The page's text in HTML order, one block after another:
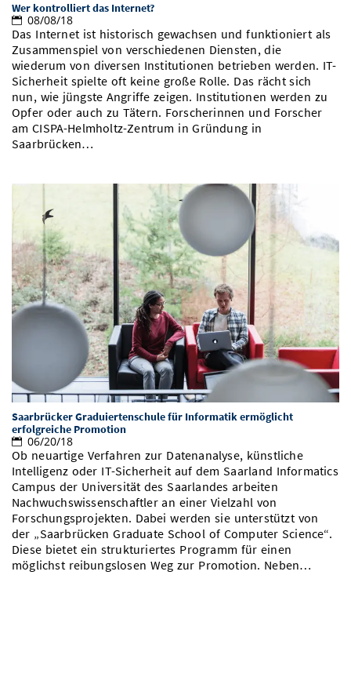
Wer kontrolliert das Internet?
08/08/18
Das Internet ist historisch gewachsen und funktioniert als
Zusammenspiel von verschiedenen Diensten, die
wiederum von diversen Institutionen betrieben werden. IT-
Sicherheit spielte oft keine große Rolle. Das rächt sich
nun, wie jüngste Angriffe zeigen. Institutionen werden zu
Opfer oder auch zu Tätern. Forscherinnen und Forscher
am CISPA-Helmholtz-Zentrum in Gründung in
Saarbrücken…
Saarbrücker Graduiertenschule für Informatik ermöglicht
erfolgreiche Promotion
06/20/18
Ob neuartige Verfahren zur Datenanalyse, künstliche
Intelligenz oder IT-Sicherheit auf dem Saarland Informatics
Campus der Universität des Saarlandes arbeiten
Nachwuchswissenschaftler an einer Vielzahl von
Forschungsprojekten. Dabei werden sie unterstützt von
der „Saarbrücken Graduate School of Computer Science“.
Diese bietet ein strukturiertes Programm für einen
möglichst reibungslosen Weg zur Promotion. Neben…